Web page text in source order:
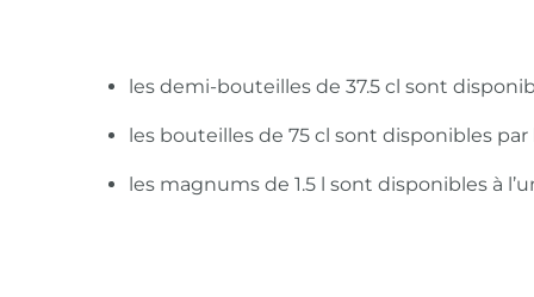
les demi-bouteilles de 37.5 cl sont
les bouteilles de 75 cl sont disponibles
les magnums de 1.5 l sont disponibles à